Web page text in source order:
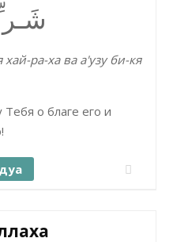
شَـر
ра-ха ва а'узу би-кя
о благе его и